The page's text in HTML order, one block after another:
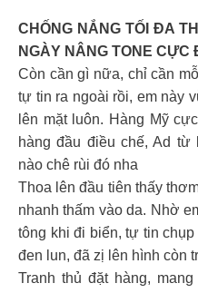
CHỐNG NẮNG TỐI ĐA
NGÀY NÂNG TONE CỰC
Còn cần gì nữa, chỉ cần
tự tin ra ngoài rồi, em này
lên mặt luôn. Hàng Mỹ
hàng đầu điều chế, Ad
nào chê rùi đó nha
Thoa lên đầu tiên thấy
nhanh thấm vào da. Nhờ
tông khi đi biển, tự tin
đen lun, đã zị lên hình còn
Tranh thủ đặt hàng,